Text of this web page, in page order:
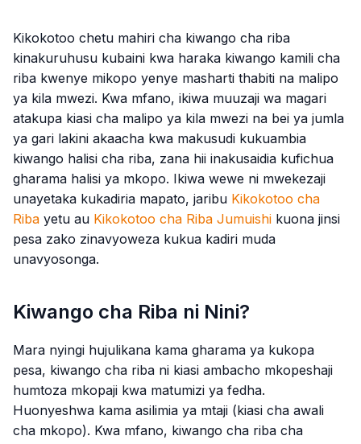
Kikokotoo chetu mahiri cha kiwango cha riba
kinakuruhusu kubaini kwa haraka kiwango kamili cha
riba kwenye mikopo yenye masharti thabiti na malipo
ya kila mwezi. Kwa mfano, ikiwa muuzaji wa magari
atakupa kiasi cha malipo ya kila mwezi na bei ya jumla
ya gari lakini akaacha kwa makusudi kukuambia
kiwango halisi cha riba, zana hii inakusaidia kufichua
gharama halisi ya mkopo. Ikiwa wewe ni mwekezaji
unayetaka kukadiria mapato, jaribu Kikokotoo cha
Riba yetu au Kikokotoo cha Riba Jumuishi kuona jinsi
pesa zako zinavyoweza kukua kadiri muda
unavyosonga.
Kiwango cha Riba ni Nini?
Mara nyingi hujulikana kama gharama ya kukopa
pesa, kiwango cha riba ni kiasi ambacho mkopeshaji
humtoza mkopaji kwa matumizi ya fedha.
Huonyeshwa kama asilimia ya mtaji (kiasi cha awali
cha mkopo). Kwa mfano, kiwango cha riba cha